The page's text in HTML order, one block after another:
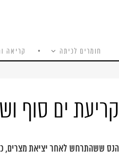
חומרים לכיתה קריאה
קריעת ים סוף
הנס ששהתרחש לאחר יציאת מצרים,